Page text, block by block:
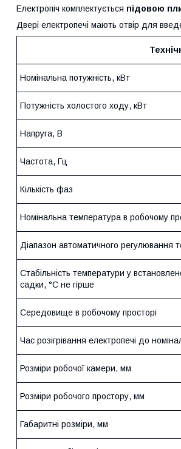
Електропіч комплектується підовою
Двері електропечі мають отвір для
Номінальна потужність, кВт
Потужність холостого ходу, кВт
Напруга, В
Частота, Гц
Кількість фаз
Номінальна температура в робочому
Діапазон автоматичного регулювання
Стабільність температури у
садки, °C не гірше
Середовище в робочому просторі
Час розігрівання електропечі до
Розміри робочої камери, мм
Розміри робочого простору, мм
Габаритні розміри, мм